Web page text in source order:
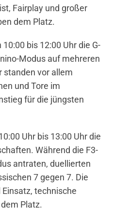
Fairplay und großer
dem Platz.
bis 12:00 Uhr die G-
Modus auf mehreren
standen vor allem
und Tore im
für die jüngsten
Uhr bis 13:00 Uhr die
Während die F3-
antraten, duellierten
7 gegen 7. Die
technische
Platz.